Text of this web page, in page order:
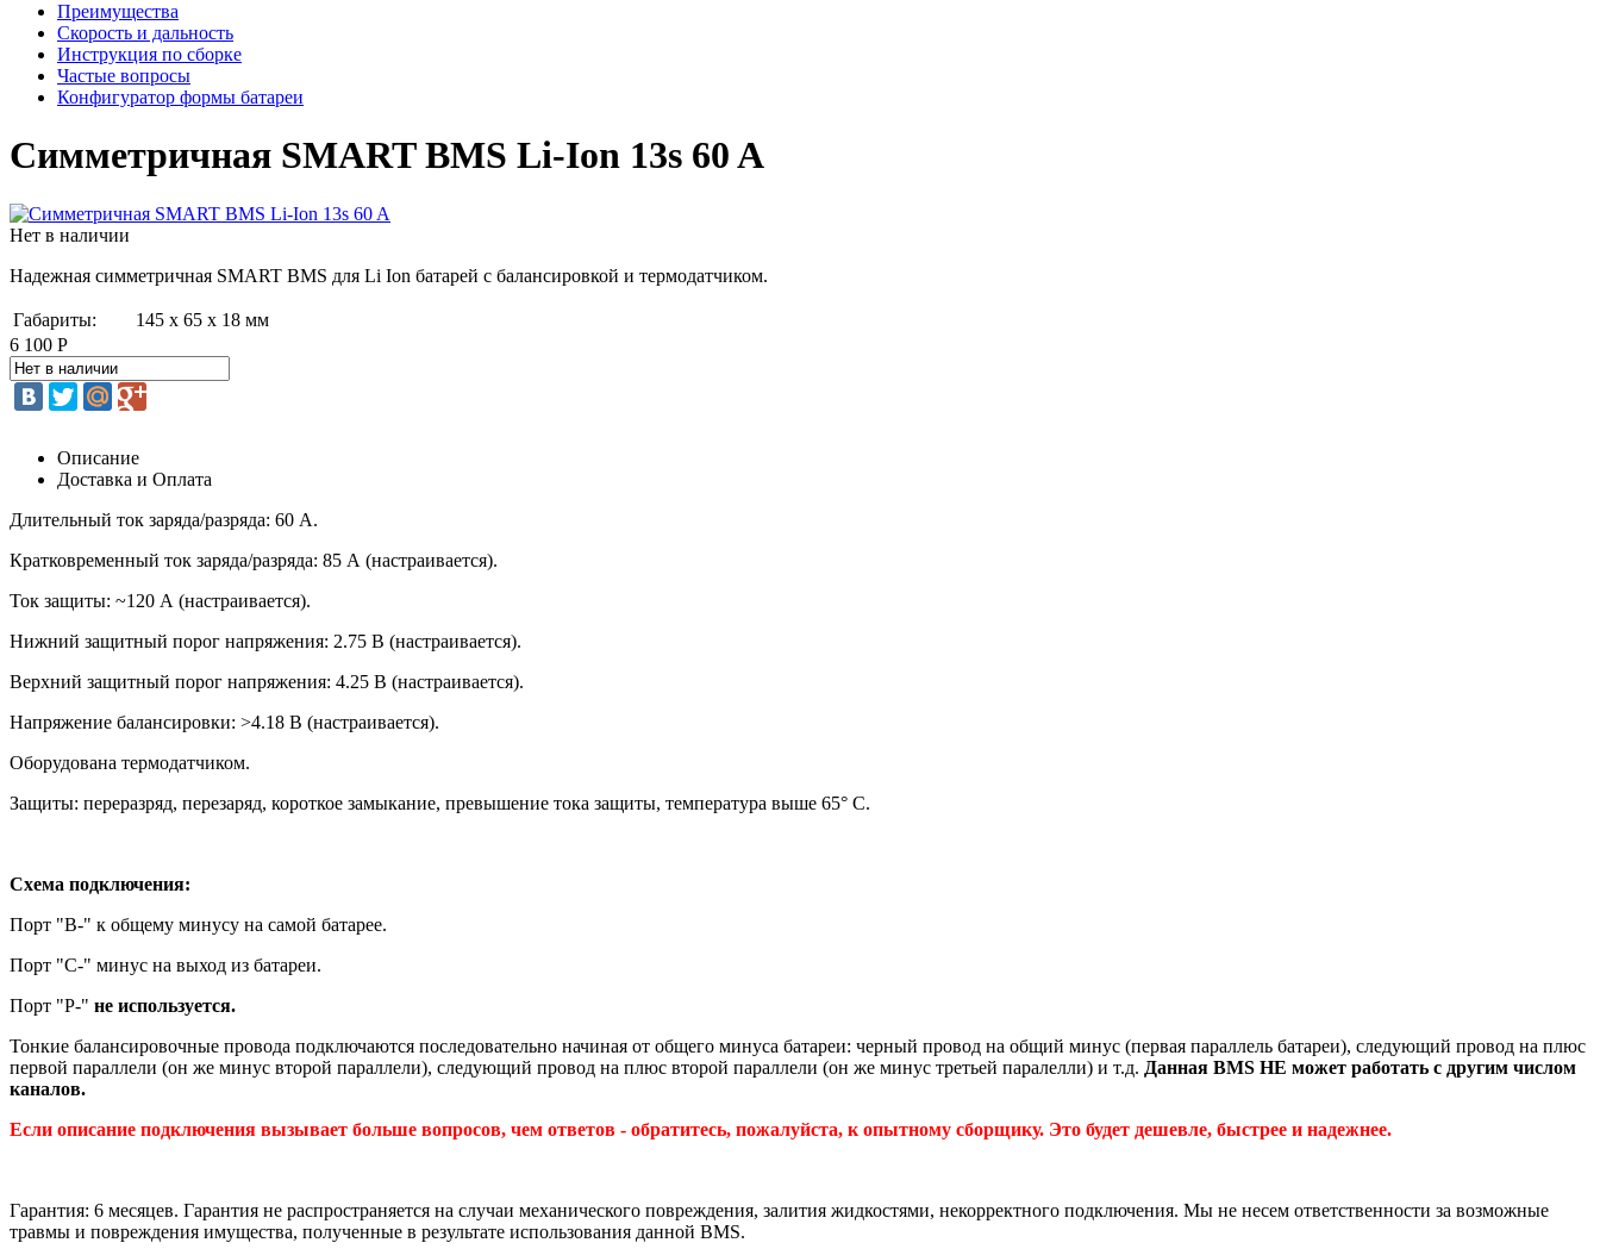
Преимущества
Скорость и дальность
Инструкция по сборке
Частые вопросы
Конфигуратор формы батареи
Симметричная SMART BMS Li-Ion 13s 60 A
Нет в наличии
Надежная симметричная SMART BMS для Li Ion батарей с балансировкой и термодатчиком.
Габариты:
145 х 65 х 18 мм
6 100 Р
Описание
Доставка и Оплата
Длительный ток заряда/разряда: 60 А.
Кратковременный ток заряда/разряда: 85 А (настраивается).
Ток защиты: ~120 А (настраивается).
Нижний защитный порог напряжения: 2.75 В (настраивается).
Верхний защитный порог напряжения: 4.25 В (настраивается).
Напряжение балансировки: >4.18 В (настраивается).
Оборудована термодатчиком.
Защиты: переразряд, перезаряд, короткое замыкание, превышение тока защиты, температура выше 65° С.
Схема подключения:
Порт "B-" к общему минусу на самой батарее.
Порт "С-" минус на выход из батареи.
Порт "P-" не используется.
Тонкие балансировочные провода подключаются последовательно начиная от общего минуса батареи: черный провод на общий минус (первая параллель батареи), следующий провод на плюс
первой параллели (он же минус второй параллели), следующий провод на плюс второй параллели (он же минус третьей паралелли) и т.д. Данная BMS НЕ может работать с другим числом
каналов.
Если описание подключения вызывает больше вопросов, чем ответов - обратитесь, пожалуйста, к опытному сборщику. Это будет дешевле, быстрее и надежнее.
Гарантия: 6 месяцев. Гарантия не распространяется на случаи механического повреждения, залития жидкостями, некорректного подключения. Мы не несем ответственности за возможные
травмы и повреждения имущества, полученные в результате использования данной BMS.